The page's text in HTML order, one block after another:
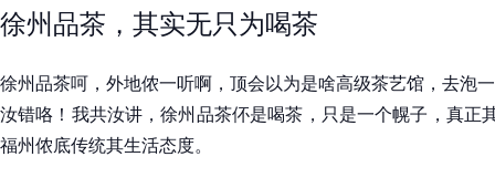
徐州品茶，其实无只为喝茶
徐州品茶呵，外地侬一听啊，顶会以为是啥高级茶艺馆，去泡
汝错咯！我共汝讲，徐州品茶伓是喝茶，只是一个幌子，真正
福州侬底传统其生活态度。